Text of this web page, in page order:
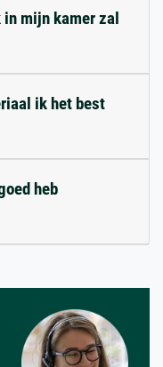
mijn kamer zal
ik het best
heb